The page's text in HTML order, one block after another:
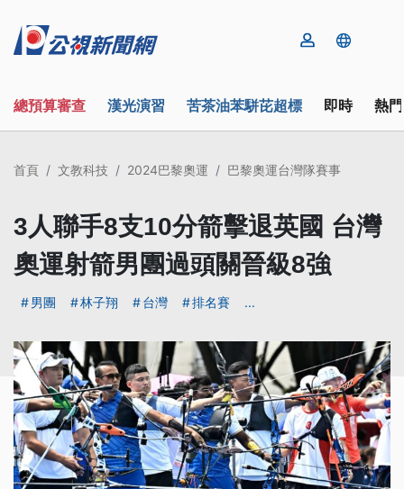
總預算審查 漢光演習 苦茶油苯駢芘超標 即時 熱
首頁 文教科技 2024巴黎奧運 巴黎奧運台灣隊賽事
3人聯手8支10分箭擊退英國 台灣
奧運射箭男團過頭關晉級8強
男團 林子翔 台灣 排名賽 ...